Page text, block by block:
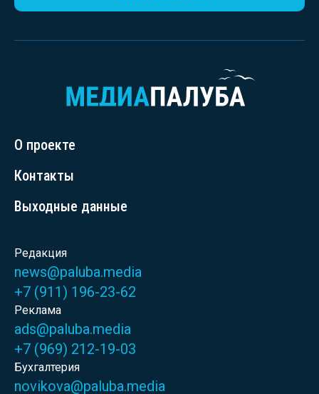
О проекте
Контакты
Выходные данные
Редакция
news@paluba.media
+7 (911) 196-23-62
Реклама
ads@paluba.media
+7 (969) 212-19-03
Бухгалтерия
novikova@paluba.media